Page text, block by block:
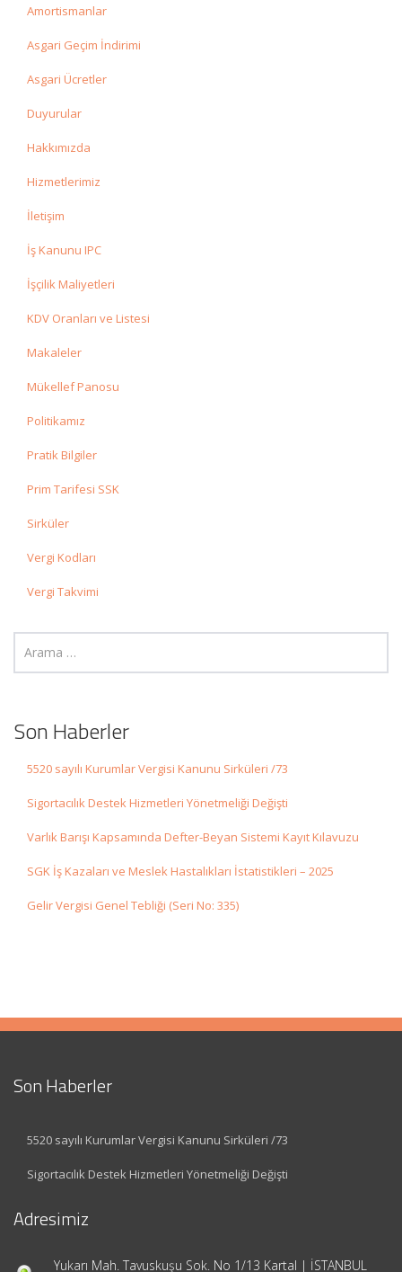
Amortismanlar
Asgari Geçim İndirimi
Asgari Ücretler
Duyurular
Hakkımızda
Hizmetlerimiz
İletişim
İş Kanunu IPC
İşçilik Maliyetleri
KDV Oranları ve Listesi
Makaleler
Mükellef Panosu
Politikamız
Pratik Bilgiler
Prim Tarifesi SSK
Sirküler
Vergi Kodları
Vergi Takvimi
Son Haberler
5520 sayılı Kurumlar Vergisi Kanunu Sirküleri /73
Sigortacılık Destek Hizmetleri Yönetmeliği Değişti
Varlık Barışı Kapsamında Defter-Beyan Sistemi Kayıt Kılavuzu
SGK İş Kazaları ve Meslek Hastalıkları İstatistikleri – 2025
Gelir Vergisi Genel Tebliği (Seri No: 335)
Son Haberler
5520 sayılı Kurumlar Vergisi Kanunu Sirküleri /73
Sigortacılık Destek Hizmetleri Yönetmeliği Değişti
Adresimiz
Yukarı Mah. Tavuskuşu Sok. No 1/13 Kartal | İSTANBUL